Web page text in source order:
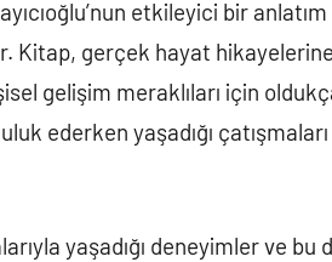
etkileyici bir
Kitap, gerçek hayat
gelişim meraklıları için
ederken yaşadığı
yaşadığı deneyimler ve bu